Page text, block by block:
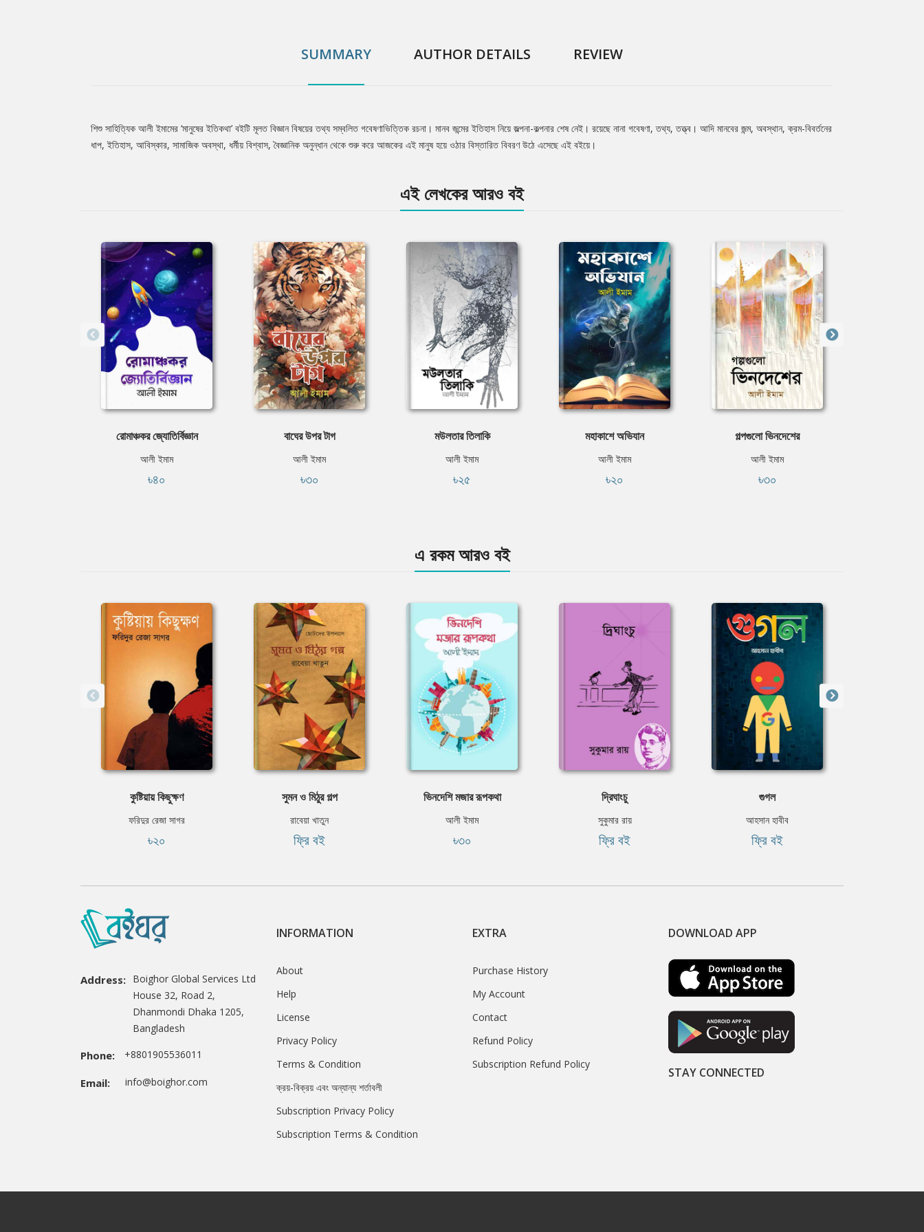
SUMMARY AUTHOR DETAILS REVIEW
Tab
শিশু সাহিত্যিক আলী ইমামের ‘মানুষের ইতিকথা’ বইটি মূলত বিজ্ঞান বিষয়ের তথ্য সম্বলিত গবেষণাভিত্তিক রচনা। মানব জন্মের ইতিহাস নিয়ে জল্পনা-কল্পনার শেষ নেই। রয়েছে নানা গবেষণা, তথ্য, তত্ত্ব। আদি মানবের জন্ম, অবস্থান, ক্রম-বিবর্তনের
ধাপ, ইতিহাস, আবিস্কার, সামাজিক অবস্থা, ধর্মীয় বিশ্বাস, বৈজ্ঞানিক অনুন্ধান থেকে শুরু করে আজকের এই মানুষ হয়ে ওঠার বিস্তারিত বিবরণ উঠে এসেছে এই বইয়ে।
এই লেখকের আরও বই
রোমাঞ্চকর জ্যোতির্বিজ্ঞান
আলী ইমাম
৳৪০
বাঘের উপর টাগ
আলী ইমাম
৳৩০
মউলতার তিলাকি
আলী ইমাম
৳২৫
মহাকাশে অভিযান
আলী ইমাম
৳২০
গল্পগুলো ভিনদেশের
আলী ইমাম
৳৩০
এ রকম আরও বই
কুষ্টিয়ায় কিছুক্ষণ
ফরিদুর রেজা সাগর
৳২০
সুমন ও মিঠুর গল্প
রাবেয়া খাতুন
ফ্রি বই
ভিনদেশি মজার রূপকথা
আলী ইমাম
৳৩০
দ্রিঘাংচু
সুকুমার রায়
ফ্রি বই
গুগল
আহসান হাবীব
ফ্রি বই
Address: Boighor Global Services Ltd
House 32, Road 2,
Dhanmondi Dhaka 1205,
Bangladesh
Phone: +8801905536011
Email: info@boighor.com
INFORMATION
About
Help
License
Privacy Policy
Terms & Condition
ক্রয়-বিক্রয় এবং অন্যান্য শর্তাবলী
Subscription Privacy Policy
Subscription Terms & Condition
EXTRA
Purchase History
My Account
Contact
Refund Policy
Subscription Refund Policy
DOWNLOAD APP
STAY CONNECTED